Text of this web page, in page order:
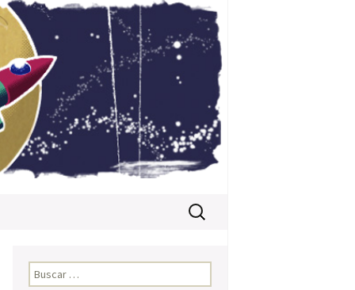
Buscar:
Buscar: